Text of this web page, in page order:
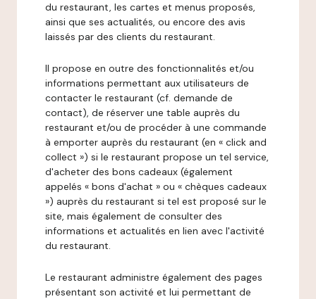
du restaurant, les cartes et menus proposés,
ainsi que ses actualités, ou encore des avis
laissés par des clients du restaurant.
Il propose en outre des fonctionnalités et/ou
informations permettant aux utilisateurs de
contacter le restaurant (cf. demande de
contact), de réserver une table auprès du
restaurant et/ou de procéder à une commande
à emporter auprès du restaurant (en « click and
collect ») si le restaurant propose un tel service,
d'acheter des bons cadeaux (également
appelés « bons d'achat » ou « chèques cadeaux
») auprès du restaurant si tel est proposé sur le
site, mais également de consulter des
informations et actualités en lien avec l'activité
du restaurant.
Le restaurant administre également des pages
présentant son activité et lui permettant de